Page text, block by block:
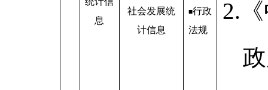
息
社会发展统
计信息
■行政
法规
2.